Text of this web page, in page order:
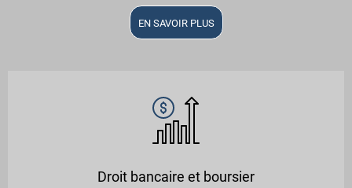
EN SAVOIR PLUS
Droit bancaire et boursier